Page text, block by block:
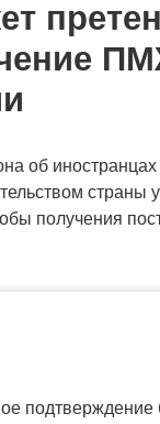
об
страны
получения
подтверждение